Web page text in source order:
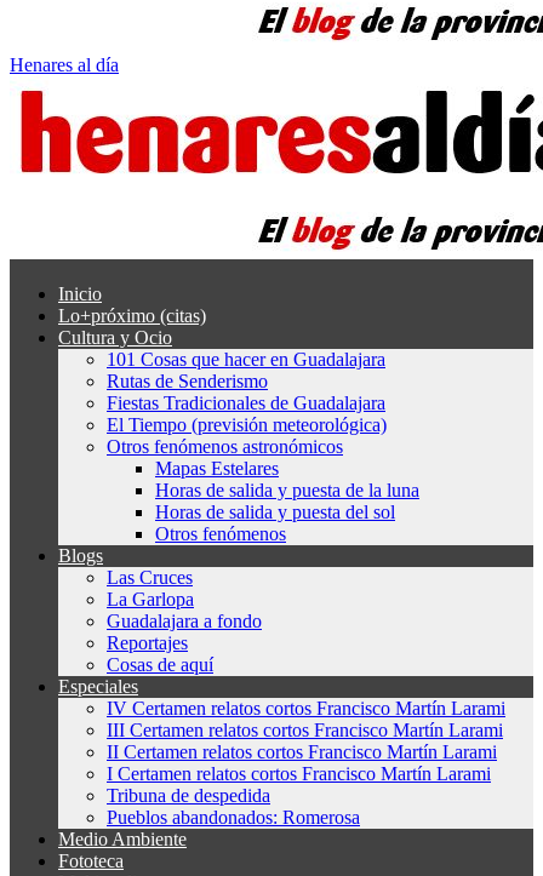
Henares al día
Inicio
Lo+próximo (citas)
Cultura y Ocio
101 Cosas que hacer en Guadalajara
Rutas de Senderismo
Fiestas Tradicionales de Guadalajara
El Tiempo (previsión meteorológica)
Otros fenómenos astronómicos
Mapas Estelares
Horas de salida y puesta de la luna
Horas de salida y puesta del sol
Otros fenómenos
Blogs
Las Cruces
La Garlopa
Guadalajara a fondo
Reportajes
Cosas de aquí
Especiales
IV Certamen relatos cortos Francisco Martín Larami
III Certamen relatos cortos Francisco Martín Larami
II Certamen relatos cortos Francisco Martín Larami
I Certamen relatos cortos Francisco Martín Larami
Tribuna de despedida
Pueblos abandonados: Romerosa
Medio Ambiente
Fototeca